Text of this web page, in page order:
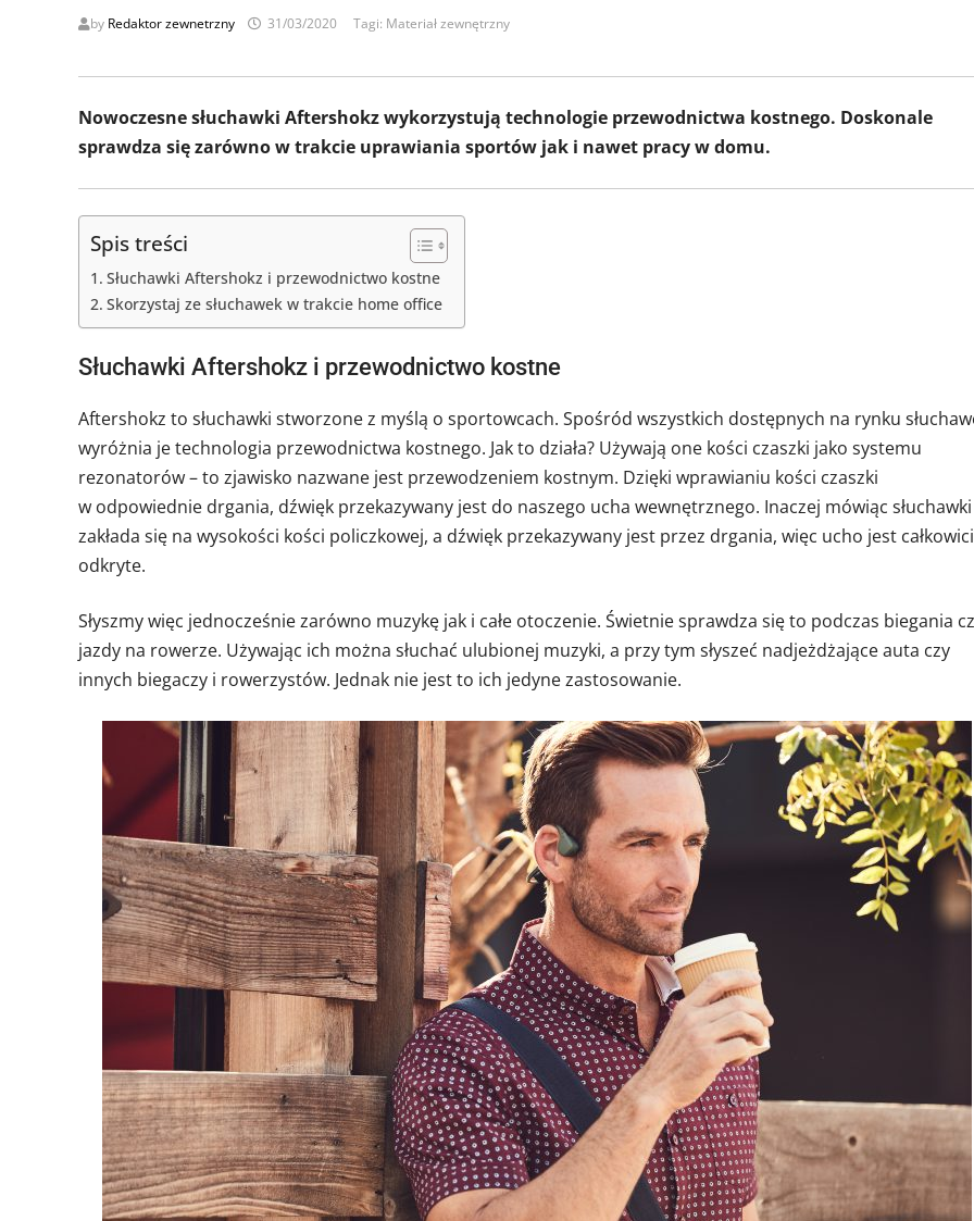
by Redaktor zewnetrzny 31/03/2020 Tagi: Materiał zewnętrzny
Nowoczesne słuchawki Aftershokz wykorzystują technologie przewodnictwa kostnego. Doskonale
sprawdza się zarówno w trakcie uprawiania sportów jak i nawet pracy w domu.
Spis treści
Słuchawki Aftershokz i przewodnictwo kostne
Skorzystaj ze słuchawek w trakcie home office
Słuchawki Aftershokz i przewodnictwo kostne
Aftershokz to słuchawki stworzone z myślą o sportowcach. Spośród wszystkich dostępnych na rynku
wyróżnia je technologia przewodnictwa kostnego. Jak to działa? Używają one kości czaszki jako systemu
rezonatorów – to zjawisko nazwane jest przewodzeniem kostnym. Dzięki wprawianiu kości czaszki
w odpowiednie drgania, dźwięk przekazywany jest do naszego ucha wewnętrznego. Inaczej mówiąc słuchawki
zakłada się na wysokości kości policzkowej, a dźwięk przekazywany jest przez drgania, więc ucho jest
odkryte.
Słyszmy więc jednocześnie zarówno muzykę jak i całe otoczenie. Świetnie sprawdza się to podczas biegania
jazdy na rowerze. Używając ich można słuchać ulubionej muzyki, a przy tym słyszeć nadjeżdżające auta czy
innych biegaczy i rowerzystów. Jednak nie jest to ich jedyne zastosowanie.